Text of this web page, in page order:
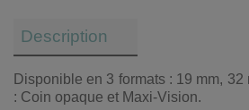
Description
Disponible en 3 formats : 19 mm, 32
: Coin opaque et Maxi-Vision.